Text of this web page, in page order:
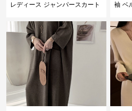
レディース ジャンパースカート 袖 ベ